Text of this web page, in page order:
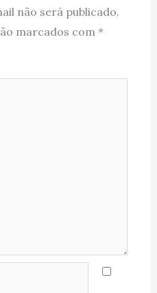
não será publicado.
marcados com *